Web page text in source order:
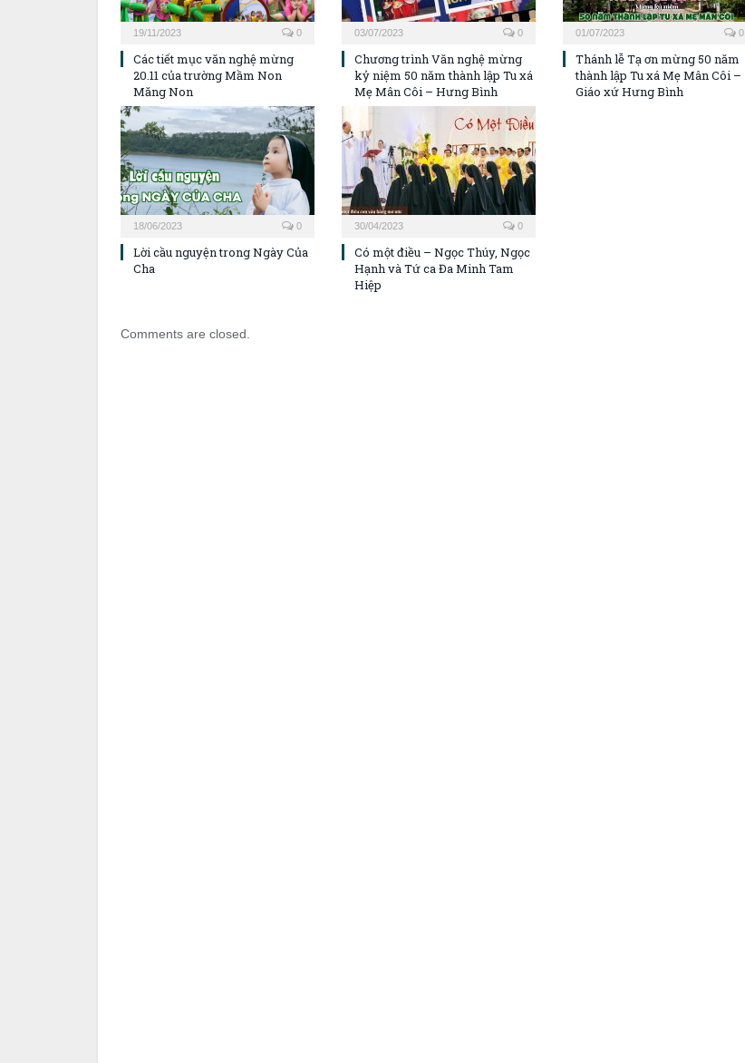
19/11/2023 0
Các tiết mục văn nghệ mừng
20.11 của trường Mầm Non
Măng Non
03/07/2023 0
Chương trình Văn nghệ mừng
kỷ niệm 50 năm thành lập Tu xá
Mẹ Mân Côi – Hưng Bình
01/07/2023 0
Thánh lễ Tạ ơn mừng 50 năm
thành lập Tu xá Mẹ Mân Côi –
Giáo xứ Hưng Bình
18/06/2023 0
Lời cầu nguyện trong Ngày Của
Cha
30/04/2023 0
Có một điều – Ngọc Thúy, Ngọc
Hạnh và Tứ ca Đa Minh Tam
Hiệp
Comments are closed.